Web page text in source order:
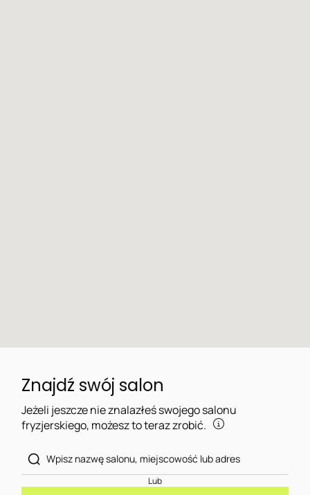
Znajdź swój salon
Jeżeli jeszcze nie znalazłeś swojego salonu
fryzjerskiego, możesz to teraz zrobić.
Lub